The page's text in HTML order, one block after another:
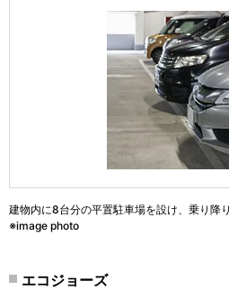
建物内に8台分の平置駐車場を設け、乗り降
※image photo
エコジョーズ